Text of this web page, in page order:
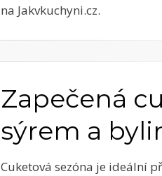
na Jakvkuchyni.cz.
Zapečená
sýrem a
Cuketová sezóna je ideální